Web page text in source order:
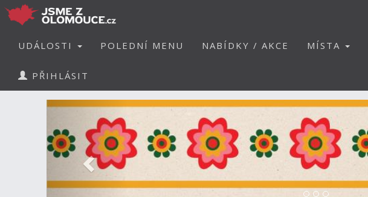
UDÁLOSTI POLEDNÍ MENU NABÍDKY / AKCE MÍSTA
PŘIHLÁSIT
Předchozí